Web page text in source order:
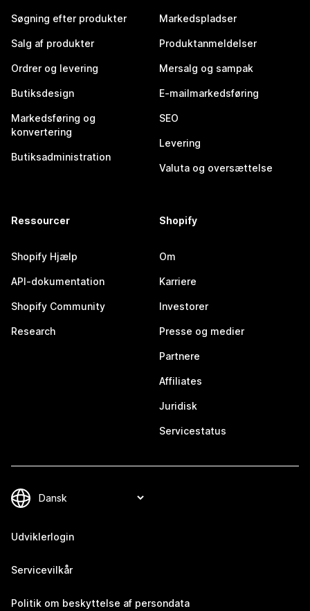
Søgning efter produkter
Salg af produkter
Ordrer og levering
Butiksdesign
Markedsføring og
konvertering
Butiksadministration
Markedspladser
Produktanmeldelser
Mersalg og sampak
E-mailmarkedsføring
SEO
Levering
Valuta og oversættelse
Ressourcer
Shopify Hjælp
API-dokumentation
Shopify Community
Research
Shopify
Om
Karriere
Investorer
Presse og medier
Partnere
Affiliates
Juridisk
Servicestatus
Udviklerlogin
Servicevilkår
Politik om beskyttelse af persondata